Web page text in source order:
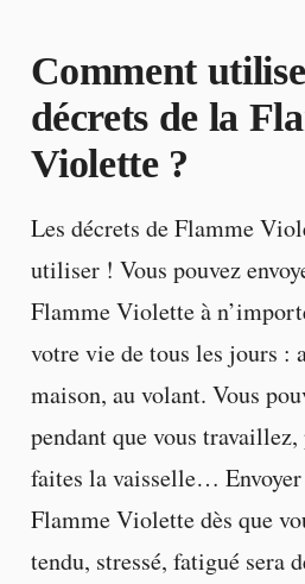
Comment
décrets de la
Violette ?
Les décrets de Flamme
utiliser ! Vous pouvez
Flamme Violette à
votre vie de tous les jours :
maison, au volant. Vous
pendant que vous travaillez,
faites la vaisselle… Envoyer
Flamme Violette dès que
tendu, stressé, fatigué sera